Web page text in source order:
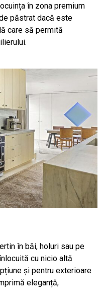
în zona premium
păstrat dacă este
care să permită
în băi, holuri sau pe
cu nicio altă
și pentru exterioare
eleganță,